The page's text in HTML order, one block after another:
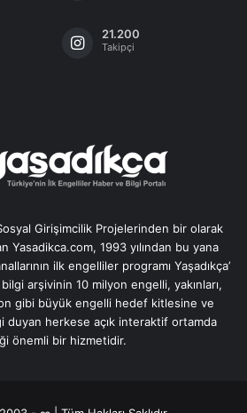
21.200
Takipçi
Girişimcilik Projelerinden bir olarak
Yasadikca.com, 1993 yılından bu yana
ilk engelliler programı Yaşadıkça’
arşivinin 10 milyon engelli, yakınları,
gibi büyük engelli hedef kitlesine ve
duyan herkese açık interaktif ortamda
önemli bir hizmetidir.